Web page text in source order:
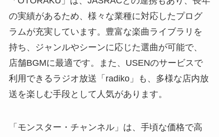
の実績があるため、様々な業種に対応したプログ
ラムが充実しています。豊富な楽曲ライブラリを
持ち、ジャンルやシーンに応じた選曲が可能で、
店舗BGMに最適です。また、USENのサービスで
利用できるラジオ放送「radiko」も、多様な店内放
送を楽しむ手段として人気があります。
「モンスター・チャンネル」は、手頃な価格で高